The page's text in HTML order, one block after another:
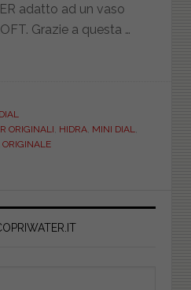
adatto ad un vaso
Grazie a questa …
ORIGINALI HIDRA, MINI DIAL